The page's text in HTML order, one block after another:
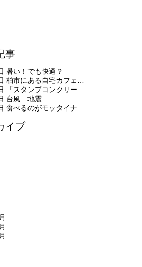
事
暑い！でも快適？
柏市にある自宅カフェ「café C＆T」さんへ
「スタンプコンクリート」と「平田タイルのピエドゥラ」
台風 地震
食べるのがモッタイナイ
イブ